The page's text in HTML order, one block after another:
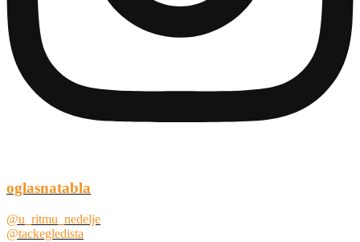
oglasnatabla
@u_ritmu_nedelje
@tackegledista